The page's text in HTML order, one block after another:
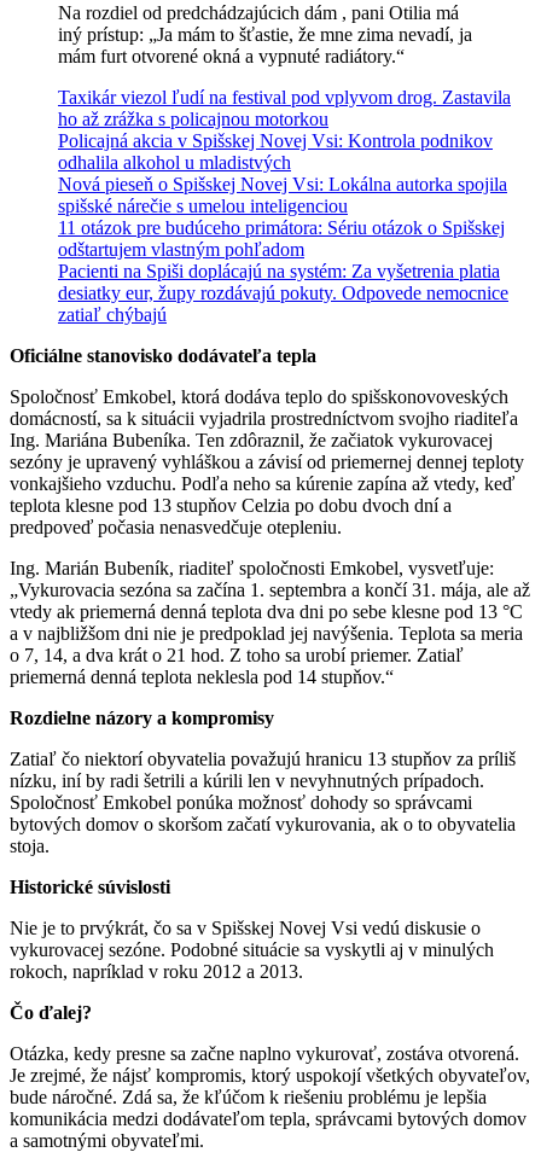
Na rozdiel od predchádzajúcich dám , pani Otilia má
iný prístup: „Ja mám to šťastie, že mne zima nevadí, ja
mám furt otvorené okná a vypnuté radiátory.“
Taxikár viezol ľudí na festival pod vplyvom drog. Zastavila
ho až zrážka s policajnou motorkou
Policajná akcia v Spišskej Novej Vsi: Kontrola podnikov
odhalila alkohol u mladistvých
Nová pieseň o Spišskej Novej Vsi: Lokálna autorka spojila
spišské nárečie s umelou inteligenciou
11 otázok pre budúceho primátora: Sériu otázok o Spišskej
odštartujem vlastným pohľadom
Pacienti na Spiši doplácajú na systém: Za vyšetrenia platia
desiatky eur, župy rozdávajú pokuty. Odpovede nemocnice
zatiaľ chýbajú
Oficiálne stanovisko dodávateľa tepla
Spoločnosť Emkobel, ktorá dodáva teplo do spišskonovoveských
domácností, sa k situácii vyjadrila prostredníctvom svojho riaditeľa
Ing. Mariána Bubeníka. Ten zdôraznil, že začiatok vykurovacej
sezóny je upravený vyhláškou a závisí od priemernej dennej teploty
vonkajšieho vzduchu. Podľa neho sa kúrenie zapína až vtedy, keď
teplota klesne pod 13 stupňov Celzia po dobu dvoch dní a
predpoveď počasia nenasvedčuje otepleniu.
Ing. Marián Bubeník, riaditeľ spoločnosti Emkobel, vysvetľuje:
„Vykurovacia sezóna sa začína 1. septembra a končí 31. mája, ale až
vtedy ak priemerná denná teplota dva dni po sebe klesne pod 13 °C
a v najbližšom dni nie je predpoklad jej navýšenia. Teplota sa meria
o 7, 14, a dva krát o 21 hod. Z toho sa urobí priemer. Zatiaľ
priemerná denná teplota neklesla pod 14 stupňov.“
Rozdielne názory a kompromisy
Zatiaľ čo niektorí obyvatelia považujú hranicu 13 stupňov za príliš
nízku, iní by radi šetrili a kúrili len v nevyhnutných prípadoch.
Spoločnosť Emkobel ponúka možnosť dohody so správcami
bytových domov o skoršom začatí vykurovania, ak o to obyvatelia
stoja.
Historické súvislosti
Nie je to prvýkrát, čo sa v Spišskej Novej Vsi vedú diskusie o
vykurovacej sezóne. Podobné situácie sa vyskytli aj v minulých
rokoch, napríklad v roku 2012 a 2013.
Čo ďalej?
Otázka, kedy presne sa začne naplno vykurovať, zostáva otvorená.
Je zrejmé, že nájsť kompromis, ktorý uspokojí všetkých obyvateľov,
bude náročné. Zdá sa, že kľúčom k riešeniu problému je lepšia
komunikácia medzi dodávateľom tepla, správcami bytových domov
a samotnými obyvateľmi.